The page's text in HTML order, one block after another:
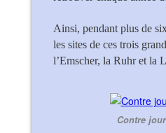
Ainsi, pendant plus de
les sites de ces trois
l’Emscher, la Ruhr et la
Contre